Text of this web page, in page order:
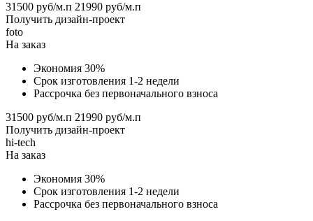
31500 руб/м.п 21990 руб/м.п
Получить дизайн-проект
foto
На заказ
Экономия 30%
Срок изготовления 1-2 недели
Рассрочка без первоначального взноса
31500 руб/м.п 21990 руб/м.п
Получить дизайн-проект
hi-tech
На заказ
Экономия 30%
Срок изготовления 1-2 недели
Рассрочка без первоначального взноса